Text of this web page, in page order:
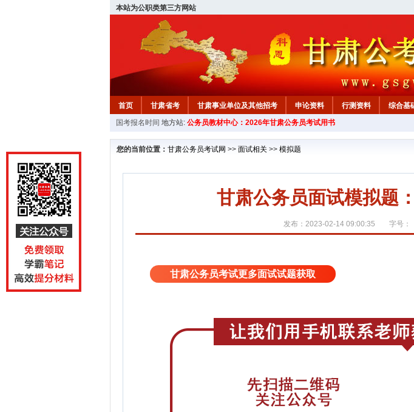
本站为公职类第三方网站
首页 甘肃省考 甘肃事业单位及其他招考 申论资料 行测资料 综合基
国考报名时间 地方站: 公务员教材中心：2026年甘肃公务员考试用书
您的当前位置： 甘肃公务员考试网 >> 面试相关 >> 模拟题
甘肃公务员面试模拟题
发布：2023-02-14 09:00:35 字号：
甘肃公务员考试更多面试试题获取